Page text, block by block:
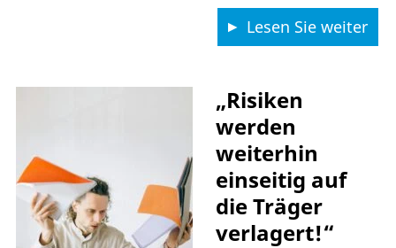
Lesen Sie weiter
„Risiken
werden
weiterhin
einseitig auf
die Träger
verlagert!“